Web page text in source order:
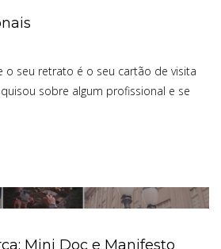
o seu retrato é o seu cartão de visita
sobre algum profissional e se
Mini Doc e Manifesto